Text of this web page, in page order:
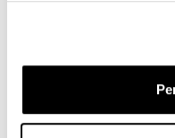
viabilidad práctica
investigación de
traslacional. De ese
plazo para poder